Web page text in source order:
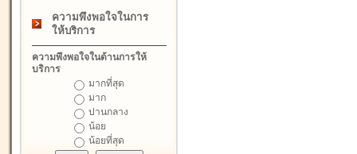
ความพึงพอใจในการ
ให้บริการ
ความพึงพอใจในด้านการให้
บริการ
มากที่สุด
มาก
ปานกลาง
น้อย
น้อยที่สุด